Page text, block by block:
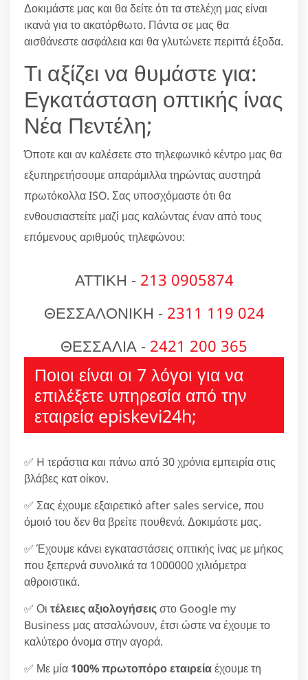
Δοκιμάστε μας και θα δείτε ότι τα στελέχη μας είναι
ικανά για το ακατόρθωτο. Πάντα σε μας θα
αισθάνεστε ασφάλεια και θα γλυτώνετε περιττά έξοδα.
Τι αξίζει να θυμάστε για:
Εγκατάσταση οπτικής ίνας
Νέα Πεντέλη;
Όποτε και αν καλέσετε στο τηλεφωνικό κέντρο μας θα
εξυπηρετήσουμε απαράμιλλα τηρώντας αυστηρά
πρωτόκολλα ISO. Σας υποσχόμαστε ότι θα
ενθουσιαστείτε μαζί μας καλώντας έναν από τους
επόμενους αριθμούς τηλεφώνου:
ΑΤΤΙΚΗ - 213 0905874
ΘΕΣΣΑΛΟΝΙΚΗ - 2311 119 024
ΘΕΣΣΑΛΙΑ - 2421 200 365
Ποιοι είναι οι 7 λόγοι για να
επιλέξετε υπηρεσία από την
εταιρεία episkevi24h;
✅ H τεράστια και πάνω από 30 χρόνια εμπειρία στις
βλάβες κατ οίκον.
✅ Σας έχουμε εξαιρετικό after sales service, που
όμοιό του δεν θα βρείτε πουθενά. Δοκιμάστε μας.
✅ Έχουμε κάνει εγκαταστάσεις οπτικής ίνας με μήκος
που ξεπερνά συνολικά τα 1000000 χιλιόμετρα
αθροιστικά.
✅ Οι τέλειες αξιολογήσειςστο Google my
Business μας ατσαλώνουν, έτσι ώστε να έχουμε το
καλύτερο όνομα στην αγορά.
✅ Με μία 100% πρωτοπόρο εταιρείαέχουμε τη